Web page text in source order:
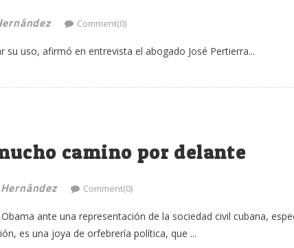
Comment(0)
su uso, afirmó en entrevista el abogado José Pertierra...
camino por delante
Comment(0)
ante una representación de la sociedad civil cubana,
es una joya de orfebrería política, que ...